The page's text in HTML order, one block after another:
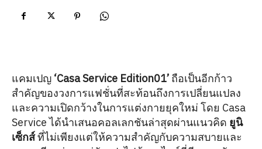
แคมเปญ ‘Casa Service Edition01’ ถือเป็นอีกก้าว
สำคัญของวงการแฟชั่นที่สะท้อนถึงการเปลี่ยนแปลง
และความเปิดกว้างในการแต่งกายยุคใหม่ โดย Casa
Service ได้นำเสนอคอลเลกชันล่าสุดผ่านแนวคิด ยูนิ
เซ็กส์ที่ไม่เพียงแต่ให้ความสำคัญกับความสบายและ